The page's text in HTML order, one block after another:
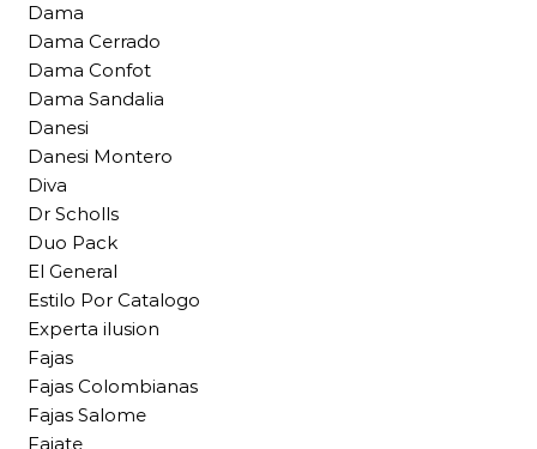
Dama
Dama Cerrado
Dama Confot
Dama Sandalia
Danesi
Danesi Montero
Diva
Dr Scholls
Duo Pack
El General
Estilo Por Catalogo
Experta ilusion
Fajas
Fajas Colombianas
Fajas Salome
Fajate